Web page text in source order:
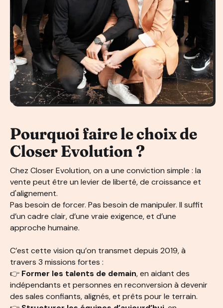
Pourquoi faire le choix de
Closer Evolution ?
Chez Closer Evolution, on a une conviction simple : la
vente peut être un levier de liberté, de croissance et
d'alignement.
Pas besoin de forcer. Pas besoin de manipuler. Il suffit
d’un cadre clair, d’une vraie exigence, et d’une
approche humaine.
C’est cette vision qu’on transmet depuis 2019, à
travers 3 missions fortes :
👉 Former les talents de demain, en aidant des
indépendants et personnes en reconversion à devenir
des sales confiants, alignés, et prêts pour le terrain.